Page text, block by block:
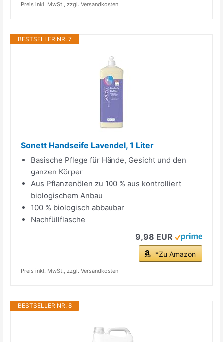
Preis inkl. MwSt., zzgl. Versandkosten
BESTSELLER NR. 7
Sonett Handseife Lavendel, 1 Liter
Basische Pflege für Hände, Gesicht und den
ganzen Körper
Aus Pflanzenölen zu 100 % aus kontrolliert
biologischem Anbau
100 % biologisch abbaubar
Nachfüllflasche
9,98 EUR
*Zu Amazon
Preis inkl. MwSt., zzgl. Versandkosten
BESTSELLER NR. 8